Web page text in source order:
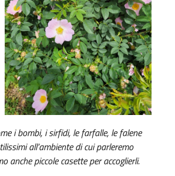
i bombi, i sirfidi, le farfalle, le falene
all’ambiente di cui parleremo
anche piccole casette per accoglierli.